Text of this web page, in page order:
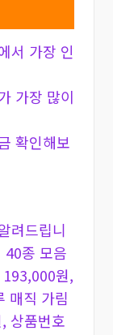
서 가장 인
가장 많이
확인해보
려드립니
40종 모음
원,
매직 가림
상품번호